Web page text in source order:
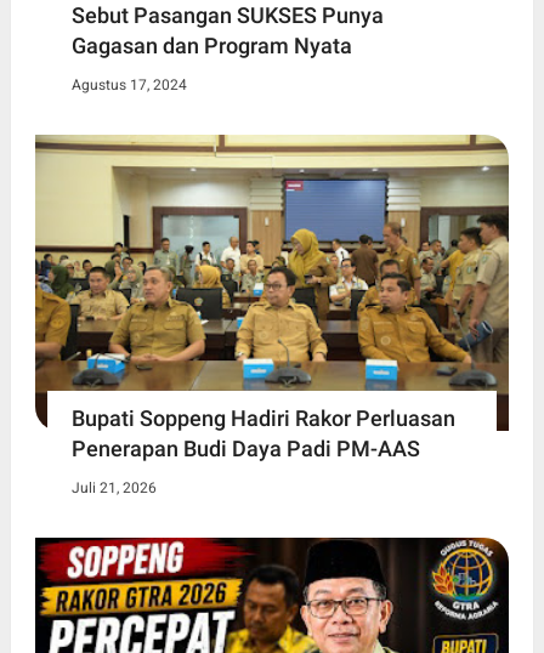
Sebut Pasangan SUKSES Punya
Gagasan dan Program Nyata
Agustus 17, 2024
Bupati Soppeng Hadiri Rakor Perluasan
Penerapan Budi Daya Padi PM-AAS
Juli 21, 2026